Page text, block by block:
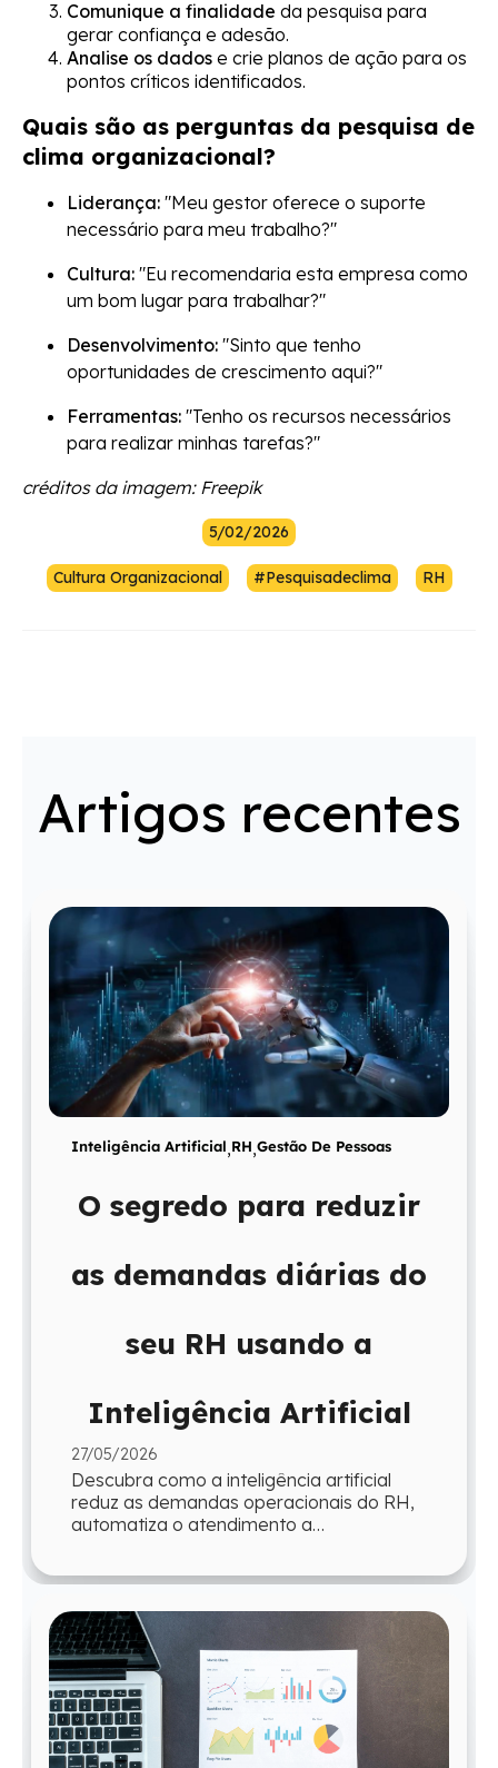
Comunique a finalidade da pesquisa para
gerar confiança e adesão.
Analise os dados e crie planos de ação para os
pontos críticos identificados.
Quais são as perguntas da pesquisa de
clima organizacional?
Liderança: "Meu gestor oferece o suporte
necessário para meu trabalho?"
Cultura: "Eu recomendaria esta empresa como
um bom lugar para trabalhar?"
Desenvolvimento: "Sinto que tenho
oportunidades de crescimento aqui?"
Ferramentas: "Tenho os recursos necessários
para realizar minhas tarefas?"
créditos da imagem: Freepik
5/02/2026
Cultura Organizacional #pesquisadeclima RH
Artigos recentes
Inteligência Artificial,RH,Gestão De Pessoas
O segredo para reduzir
as demandas diárias do
seu RH usando a
Inteligência Artificial
27/05/2026
Descubra como a inteligência artificial
reduz as demandas operacionais do RH,
automatiza o atendimento a